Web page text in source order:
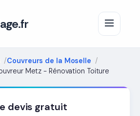
Couvreurs de la Moselle
Metz - Rénovation Toiture
devis gratuit